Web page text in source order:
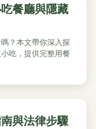
餐廳與隱藏
？本文帶你深入探
吃，提供完整用餐
與法律步驟